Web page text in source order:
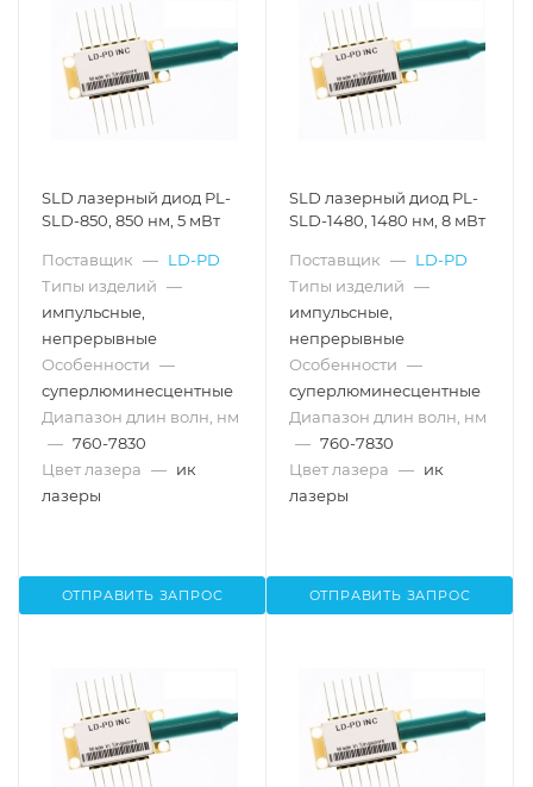
SLD лазерный диод PL-
SLD-850, 850 нм, 5 мВт
Поставщик — LD-PD
Типы изделий —
импульсные,
непрерывные
Особенности —
суперлюминесцентные
Диапазон длин волн, нм
— 760-7830
Цвет лазера — ик
лазеры
ОТПРАВИТЬ ЗАПРОС
SLD лазерный диод PL-
SLD-1480, 1480 нм, 8 мВт
Поставщик — LD-PD
Типы изделий —
импульсные,
непрерывные
Особенности —
суперлюминесцентные
Диапазон длин волн, нм
— 760-7830
Цвет лазера — ик
лазеры
ОТПРАВИТЬ ЗАПРОС